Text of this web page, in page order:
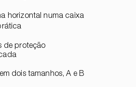
horizontal numa caixa
de proteção
dois tamanhos, A e B